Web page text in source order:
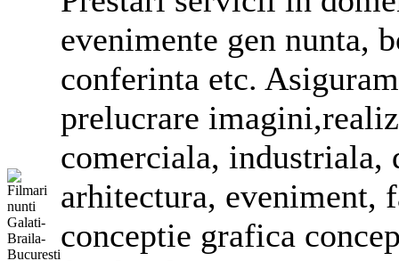
evenimente gen nunta,
conferinta etc.
prelucrare
comerciala, industriala,
arhitectura, eveniment,
conceptie grafica